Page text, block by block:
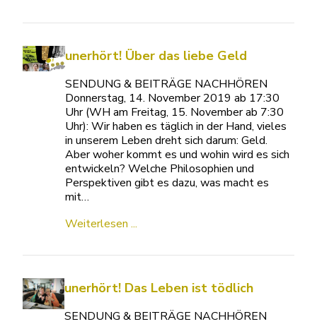
unerhört! Über das liebe Geld
SENDUNG & BEITRÄGE NACHHÖREN
Donnerstag, 14. November 2019 ab 17:30
Uhr (WH am Freitag, 15. November ab 7:30
Uhr): Wir haben es täglich in der Hand, vieles
in unserem Leben dreht sich darum: Geld.
Aber woher kommt es und wohin wird es sich
entwickeln? Welche Philosophien und
Perspektiven gibt es dazu, was macht es
mit…
Weiterlesen ...
unerhört! Das Leben ist tödlich
SENDUNG & BEITRÄGE NACHHÖREN